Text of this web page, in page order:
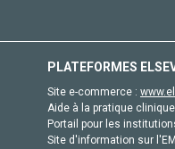
PLATEFORMES
Site e-commerce :
Aide à la pratique
Portail pour les
Site d'information sur